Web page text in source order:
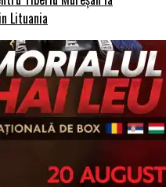
Lituania